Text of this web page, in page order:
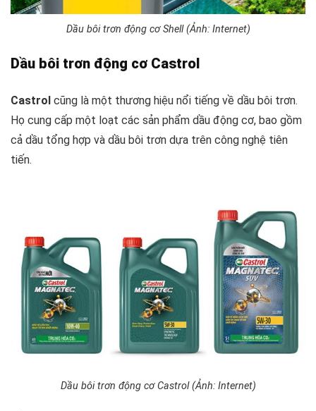
Dầu bôi trơn động cơ Shell (Ảnh: Internet)
Dầu bôi trơn động cơ Castrol
Castrol cũng là một thương hiệu nổi tiếng về dầu bôi trơn.
Họ cung cấp một loạt các sản phẩm dầu động cơ, bao gồm
cả dầu tổng hợp và dầu bôi trơn dựa trên công nghệ tiên
tiến.
Dầu bôi trơn động cơ Castrol (Ảnh: Internet)